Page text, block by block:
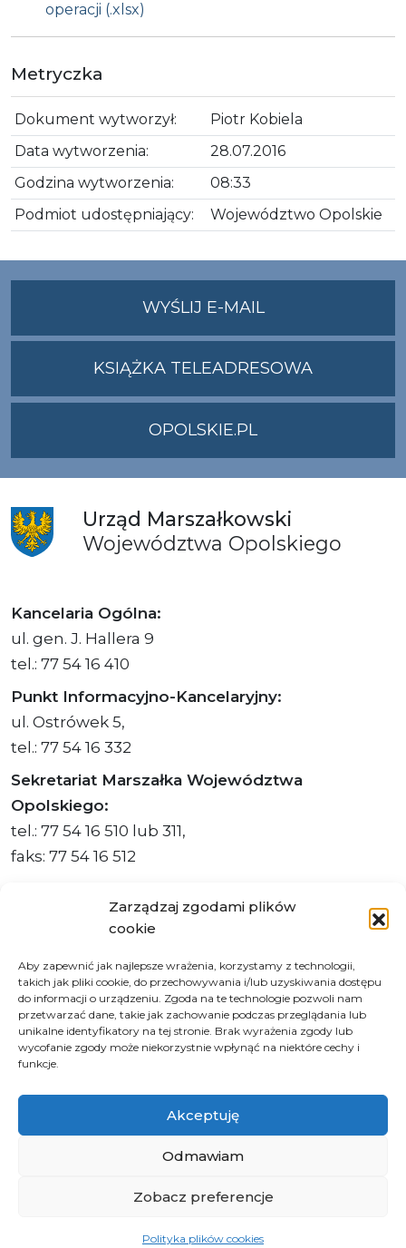
Zarządzaj zgodami plików
cookie
Aby zapewnić jak najlepsze wrażenia, korzystamy z technologii,
takich jak pliki cookie, do przechowywania i/lub uzyskiwania dostępu
do informacji o urządzeniu. Zgoda na te technologie pozwoli nam
przetwarzać dane, takie jak zachowanie podczas przeglądania lub
unikalne identyfikatory na tej stronie. Brak wyrażenia zgody lub
wycofanie zgody może niekorzystnie wpłynąć na niektóre cechy i
funkcje.
Akceptuję
Odmawiam
Zobacz preferencje
Polityka plików cookies
operacji (.xlsx)
Metryczka
Dokument wytworzył:
Piotr Kobiela
Data wytworzenia:
28.07.2016
Godzina wytworzenia:
08:33
Podmiot udostępniający:
Województwo Opolskie
WYŚLIJ E-MAILNA
ADRES
KSIĄŻKA TELEADRESOWA
OPOLSKIE.PL
Urząd Marszałkowski
Województwa Opolskiego
Kancelaria Ogólna:
ul. gen. J. Hallera 9
tel.: 77 54 16 410
Punkt Informacyjno-Kancelaryjny:
ul. Ostrówek 5,
tel.: 77 54 16 332
Sekretariat Marszałka Województwa
Opolskiego:
tel.: 77 54 16 510 lub 311,
faks: 77 54 16 512
Adres do e-Doręczeń
Urzędu: AE:PL-66703-73759-IGTUV-14
Polityka prywatności
Klauzula informacyjna RODO
© 2026 Samorząd Województwa Opolskiego